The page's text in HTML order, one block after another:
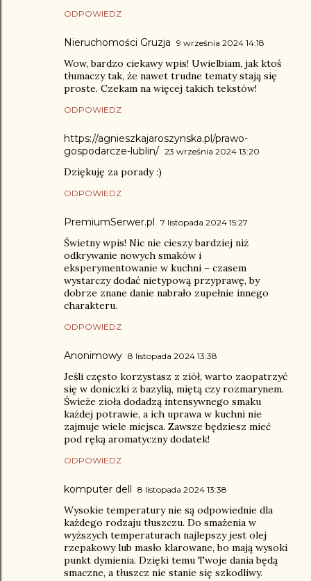
ODPOWIEDZ
Nieruchomości Gruzja 9 września 2024 14:18
Wow, bardzo ciekawy wpis! Uwielbiam, jak ktoś
tłumaczy tak, że nawet trudne tematy stają się
proste. Czekam na więcej takich tekstów!
ODPOWIEDZ
https://agnieszkajaroszynska.pl/prawo-
gospodarcze-lublin/ 23 września 2024 13:20
Dziękuję za porady :)
ODPOWIEDZ
PremiumSerwer.pl 7 listopada 2024 15:27
Świetny wpis! Nic nie cieszy bardziej niż
odkrywanie nowych smaków i
eksperymentowanie w kuchni – czasem
wystarczy dodać nietypową przyprawę, by
dobrze znane danie nabrało zupełnie innego
charakteru.
ODPOWIEDZ
Anonimowy 8 listopada 2024 13:38
Jeśli często korzystasz z ziół, warto zaopatrzyć
się w doniczki z bazylią, miętą czy rozmarynem.
Świeże zioła dodadzą intensywnego smaku
każdej potrawie, a ich uprawa w kuchni nie
zajmuje wiele miejsca. Zawsze będziesz mieć
pod ręką aromatyczny dodatek!
ODPOWIEDZ
komputer dell 8 listopada 2024 13:38
Wysokie temperatury nie są odpowiednie dla
każdego rodzaju tłuszczu. Do smażenia w
wyższych temperaturach najlepszy jest olej
rzepakowy lub masło klarowane, bo mają wysoki
punkt dymienia. Dzięki temu Twoje dania będą
smaczne, a tłuszcz nie stanie się szkodliwy.